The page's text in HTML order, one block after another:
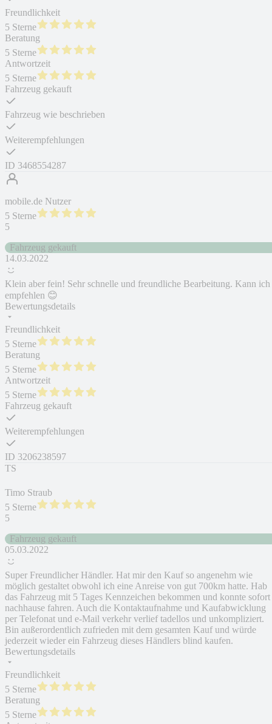
Freundlichkeit
5 Sterne
Beratung
5 Sterne
Antwortzeit
5 Sterne
Fahrzeug gekauft
Fahrzeug wie beschrieben
Weiterempfehlungen
ID 3468554287
mobile.de Nutzer
5 Sterne
5
Fahrzeug gekauft
14.03.2022
Klein aber fein! Sehr schnelle und freundliche Bearbeitung. Kann ich
empfehlen 😊
Bewertungsdetails
Freundlichkeit
5 Sterne
Beratung
5 Sterne
Antwortzeit
5 Sterne
Fahrzeug gekauft
Weiterempfehlungen
ID 3206238597
TS
Timo Straub
5 Sterne
5
Fahrzeug gekauft
05.03.2022
Super Freundlicher Händler. Hat mir den Kauf so angenehm wie
möglich gestaltet obwohl ich eine Anreise von gut 700km hatte. Hab
das Fahrzeug mit 5 Tages Kennzeichen bekommen und konnte sofort
nachhause fahren. Auch die Kontaktaufnahme und Kaufabwicklung
per Telefonat und e-Mail verkehr verlief tadellos und unkompliziert.
Bin außerordentlich zufrieden mit dem gesamten Kauf und würde
jederzeit wieder ein Fahrzeug dieses Händlers blind kaufen.
Bewertungsdetails
Freundlichkeit
5 Sterne
Beratung
5 Sterne